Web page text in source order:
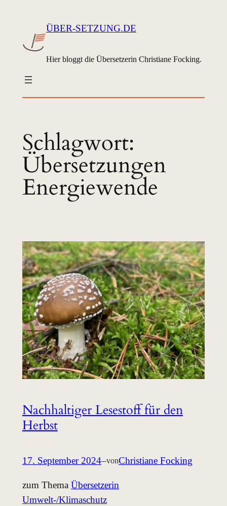
springen
ÜBER-SETZUNG.DE
Hier bloggt die Übersetzerin Christiane Focking.
Schlagwort:
Übersetzungen
Energiewende
Nachhaltiger Lesestoff für den
Herbst
17. September 2024–vonChristiane Focking
zum Thema Übersetzerin
Umwelt-/Klimaschutz